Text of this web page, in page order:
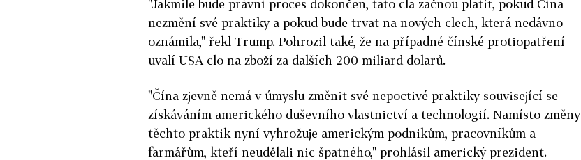
"Jakmile bude právní proces dokončen, tato cla začnou platit, pokud Čína
nezmění své praktiky a pokud bude trvat na nových clech, která nedávno
oznámila," řekl Trump. Pohrozil také, že na případné čínské protiopatření
uvalí USA clo na zboží za dalších 200 miliard dolarů.
"Čína zjevně nemá v úmyslu změnit své nepoctivé praktiky související se
získáváním amerického duševního vlastnictví a technologií. Namísto změny
těchto praktik nyní vyhrožuje americkým podnikům, pracovníkům a
farmářům, kteří neudělali nic špatného," prohlásil americký prezident.